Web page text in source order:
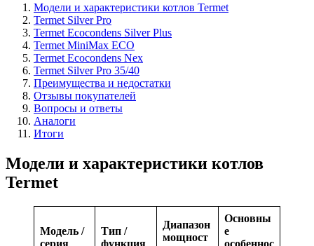
Модели и характеристики котлов Termet
Termet Silver Pro
Termet Ecocondens Silver Plus
Termet MiniMax ECO
Termet Ecocondens Nex
Termet Silver Pro 35/40
Преимущества и недостатки
Отзывы покупателей
Вопросы и ответы
Аналоги
Итоги
Модели и характеристики котлов
Termet
Модель /
серия
Тип /
функция
Диапазон
мощност
Основны
е
особеннос